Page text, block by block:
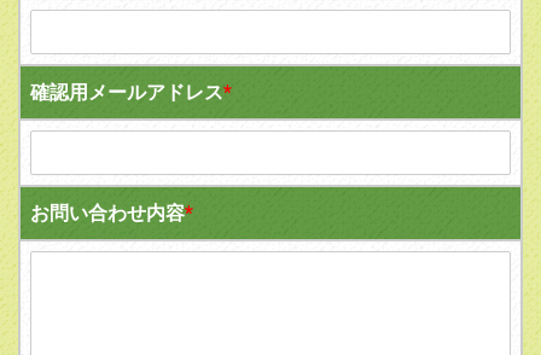
確認用メールアドレス*
お問い合わせ内容*